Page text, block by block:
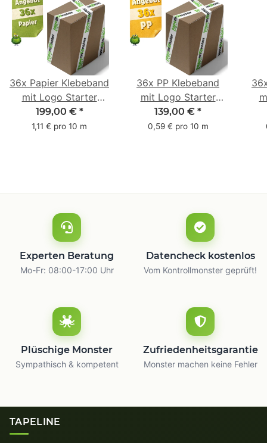
36x Papier Klebeband
mit Logo Starter
Pack - 1-farbig- 50
mm x 50 m - mit
199,00 € *
1,11 € pro 10 m
36x PP Klebeband
mit Logo Starter
Pack - 1-farbig- 48
mm x 66 m
139,00 € *
0,59 € pro 10 m
Experten Beratung
Mo-Fr: 08:00-17:00 Uhr
Datencheck kostenlos
Vom Kontrollmonster geprüft!
Plüschige Monster
Sympathisch & kompetent
Zufriedenheitsgarantie
Monster machen keine Fehler
TAPELINE